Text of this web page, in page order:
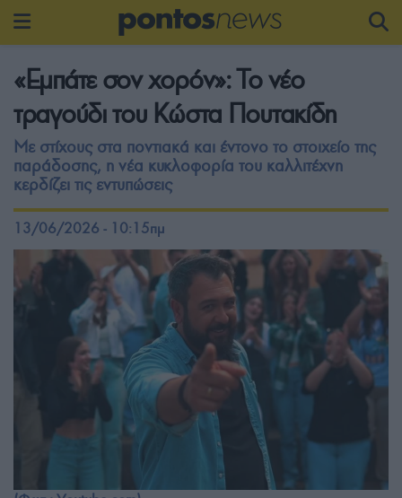
«Εμπάτε σον χορόν»: Το νέο
τραγούδι του Κώστα Πουτακίδη
Με στίχους στα ποντιακά και έντονο το στοιχείο της
παράδοσης, η νέα κυκλοφορία του καλλιτέχνη
κερδίζει τις εντυπώσεις
13/06/2026 - 10:15πμ